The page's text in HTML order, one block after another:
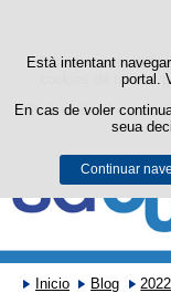
Este lloc web
cookies de tercers
Podeu obtindre més
Està intentant
portal.
En cas de voler
seua
Continuar
Inicio Blog 2022